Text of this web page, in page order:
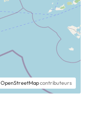
OpenStreetMapcontributeurs